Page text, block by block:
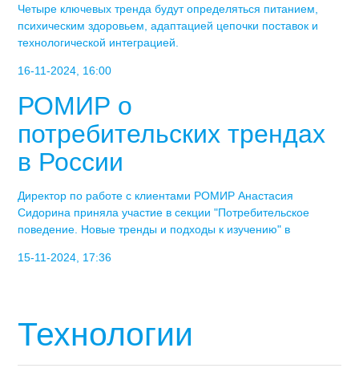
Четыре ключевых тренда будут определяться питанием,
психическим здоровьем, адаптацией цепочки поставок и
технологической интеграцией.
16-11-2024, 16:00
РОМИР о
потребительских трендах
в России
Директор по работе с клиентами РОМИР Анастасия
Сидорина приняла участие в секции "Потребительское
поведение. Новые тренды и подходы к изучению" в
15-11-2024, 17:36
Технологии